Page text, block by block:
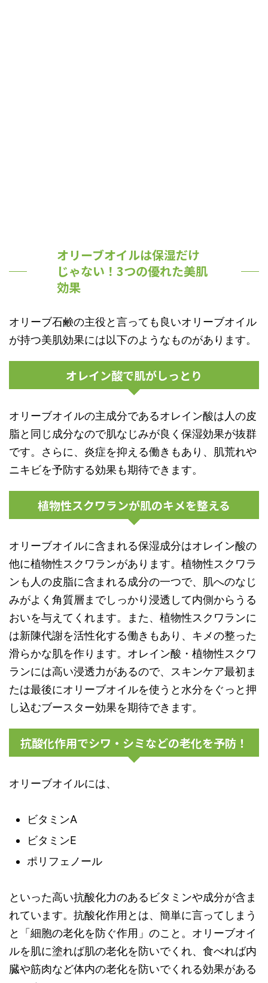
オリーブオイルは保湿だけ
じゃない！3つの優れた美肌
効果
オリーブ石鹸の主役と言っても良いオリーブオイル
が持つ美肌効果には以下のようなものがあります。
オレイン酸で肌がしっとり
オリーブオイルの主成分であるオレイン酸は人の皮
脂と同じ成分なので肌なじみが良く保湿効果が抜群
です。さらに、炎症を抑える働きもあり、肌荒れや
ニキビを予防する効果も期待できます。
植物性スクワランが肌のキメを整える
オリーブオイルに含まれる保湿成分はオレイン酸の
他に植物性スクワランがあります。植物性スクワラ
ンも人の皮脂に含まれる成分の一つで、肌へのなじ
みがよく角質層までしっかり浸透して内側からうる
おいを与えてくれます。また、植物性スクワランに
は新陳代謝を活性化する働きもあり、キメの整った
滑らかな肌を作ります。オレイン酸・植物性スクワ
ランには高い浸透力があるので、スキンケア最初ま
たは最後にオリーブオイルを使うと水分をぐっと押
し込むブースター効果を期待できます。
抗酸化作用でシワ・シミなどの老化を予防！
オリーブオイルには、
ビタミンA
ビタミンE
ポリフェノール
といった高い抗酸化力のあるビタミンや成分が含ま
れています。抗酸化作用とは、簡単に言ってしまう
と「細胞の老化を防ぐ作用」のこと。オリーブオイ
ルを肌に塗れば肌の老化を防いでくれ、食べれば内
臓や筋肉など体内の老化を防いでくれる効果がある